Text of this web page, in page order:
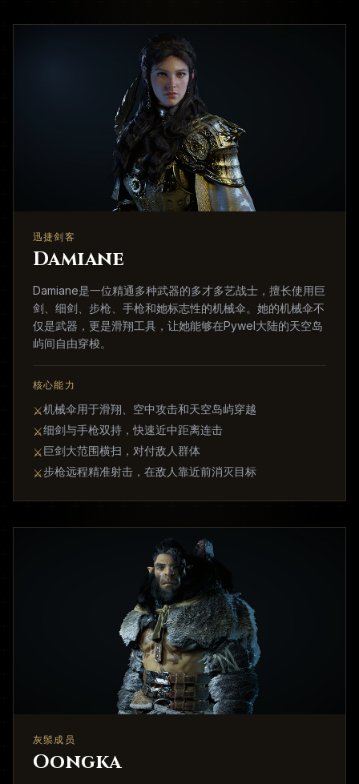
迅捷剑客
Damiane
Damiane是一位精通多种武器的多才多艺战士，擅长使用巨
剑、细剑、步枪、手枪和她标志性的机械伞。她的机械伞不
仅是武器，更是滑翔工具，让她能够在Pywel大陆的天空岛
屿间自由穿梭。
核心能力
⚔机械伞用于滑翔、空中攻击和天空岛屿穿越
⚔细剑与手枪双持，快速近中距离连击
⚔巨剑大范围横扫，对付敌人群体
⚔步枪远程精准射击，在敌人靠近前消灭目标
灰鬃成员
Oongka